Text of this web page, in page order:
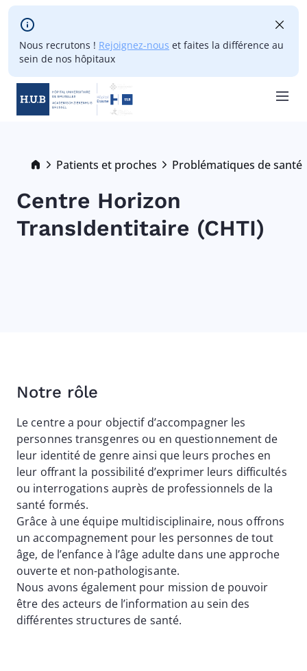
Skip to main content
Nous recrutons ! Rejoignez-nous et faites la différence au
sein de nos hôpitaux
Breadcrumb
Patients et proches Problématiques de santé
Centre Horizon
TransIdentitaire (CHTI)
Notre rôle
Le centre a pour objectif d’accompagner les
personnes transgenres ou en questionnement de
leur identité de genre ainsi que leurs proches en
leur offrant la possibilité d’exprimer leurs difficultés
ou interrogations auprès de professionnels de la
santé formés.
Grâce à une équipe multidisciplinaire, nous offrons
un accompagnement pour les personnes de tout
âge, de l’enfance à l’âge adulte dans une approche
ouverte et non-pathologisante.
Nous avons également pour mission de pouvoir
être des acteurs de l’information au sein des
différentes structures de santé.